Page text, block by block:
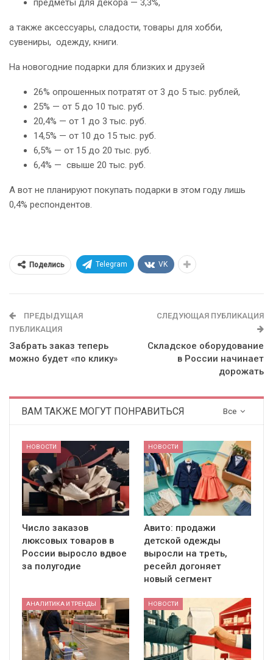
предметы для декора — 3,3%,
а также аксессуары, сладости, товары для хобби,
сувениры, одежду, книги.
На новогодние подарки для близких и друзей
26% опрошенных потратят от 3 до 5 тыс. рублей,
25% — от 5 до 10 тыс. руб.
20,4% — от 1 до 3 тыс. руб.
14,5% — от 10 до 15 тыс. руб.
6,5% — от 15 до 20 тыс. руб.
6,4% — свыше 20 тыс. руб.
А вот не планируют покупать подарки в этом году лишь
0,4% респондентов.
Поделись Telegram VK
ПРЕДЫДУЩАЯ
ПУБЛИКАЦИЯ
Забрать заказ теперь
можно будет «по клику»
СЛЕДУЮЩАЯ ПУБЛИКАЦИЯ
Складское оборудование
в России начинает
дорожать
Все
ВАМ ТАКЖЕ МОГУТ ПОНРАВИТЬСЯ
НОВОСТИ
Число заказов
люксовых товаров в
России выросло вдвое
за полугодие
НОВОСТИ
Авито: продажи
детской одежды
выросли на треть,
ресейл догоняет
новый сегмент
АНАЛИТИКА И ТРЕНДЫ НОВОСТИ